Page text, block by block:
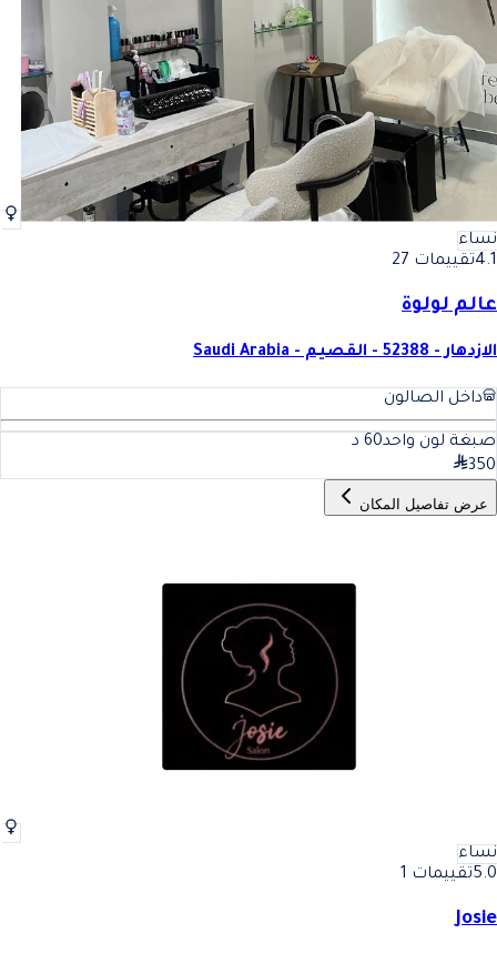
نساء
4.1تقييمات 27
عالم لولوة
الازدهار - 52388 - القصيم - Saudi Arabia
داخل الصالون
صبغة لون واحد60 د
350
عرض تفاصيل المكان
نساء
5.0تقييمات 1
Josie